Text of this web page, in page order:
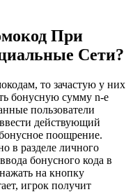
При
Сети?
то зачастую у них
бонусную сумму n-е
пользователи
действующий
поощрение.
в разделе личного
бонусного кода в
на кнопку
игрок получит